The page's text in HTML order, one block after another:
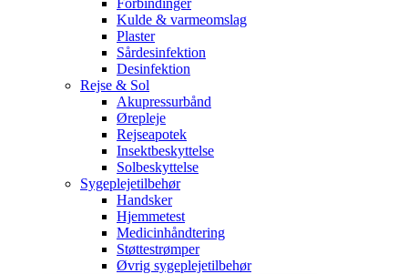
Kulde & varmeomslag
Plaster
Sårdesinfektion
Desinfektion
Rejse & Sol
Akupressurbånd
Ørepleje
Rejseapotek
Insektbeskyttelse
Solbeskyttelse
Sygeplejetilbehør
Handsker
Hjemmetest
Medicinhåndtering
Støttestrømper
Øvrig sygeplejetilbehør